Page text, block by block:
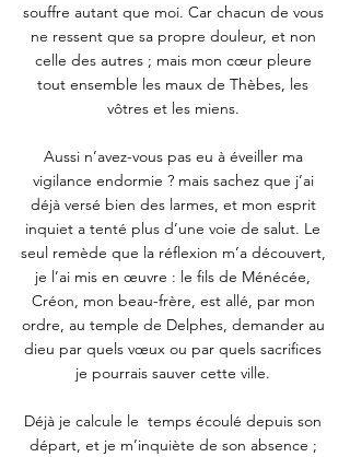
souffre autant que moi. Car chacun de vous
ne ressent que sa propre douleur, et non
celle des autres ; mais mon cœur pleure
tout ensemble les maux de Thèbes, les
vôtres et les miens.
Aussi n’avez-vous pas eu à éveiller ma
vigilance endormie ? mais sachez que j’ai
déjà versé bien des larmes, et mon esprit
inquiet a tenté plus d’une voie de salut. Le
seul remède que la réflexion m’a découvert,
je l’ai mis en œuvre : le fils de Ménécée,
Créon, mon beau-frère, est allé, par mon
ordre, au temple de Delphes, demander au
dieu par quels vœux ou par quels sacrifices
je pourrais sauver cette ville.
Déjà je calcule le  temps écoulé depuis son
départ, et je m’inquiète de son absence ;